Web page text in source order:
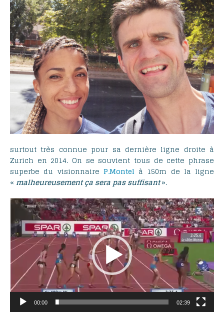
surtout très connue pour sa dernière ligne droite à
Zurich en 2014. On se souvient tous de cette phrase
superbe du visionnaire P.Montel à 150m de la ligne
« malheureusement ça sera pas suffisant».
Lecteur
vidéo
00:00 02:39